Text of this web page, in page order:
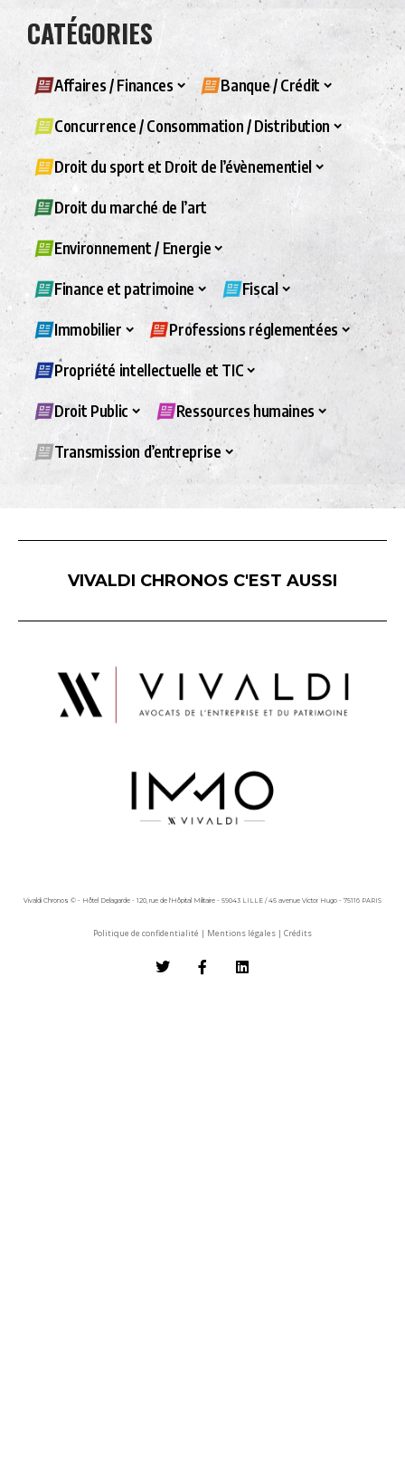
CATÉGORIES
Affaires / Finances Banque / Crédit
Concurrence / Consommation / Distribution
Droit du sport et Droit de l’évènementiel
Droit du marché de l’art
Environnement / Energie
Finance et patrimoine Fiscal
Immobilier Professions réglementées
Propriété intellectuelle et TIC
Droit Public Ressources humaines
Transmission d’entreprise
VIVALDI CHRONOS C'EST AUSSI
Vivaldi Chronos © - Hôtel Delagarde - 120, rue de l'Hôpital Militaire - 59043 LILLE / 45 avenue Victor Hugo - 75116 PARIS
Politique de confidentialité | Mentions légales | Crédits